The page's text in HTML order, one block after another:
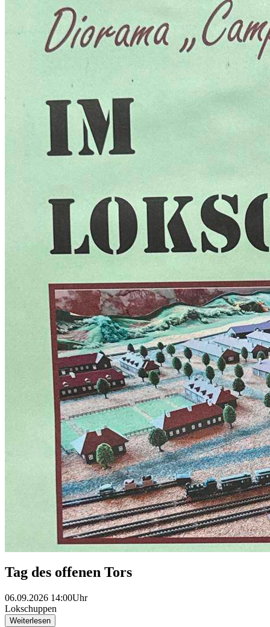
Tag des offenen Tors
06.09.2026 14:00Uhr
Lokschuppen
Weiterlesen